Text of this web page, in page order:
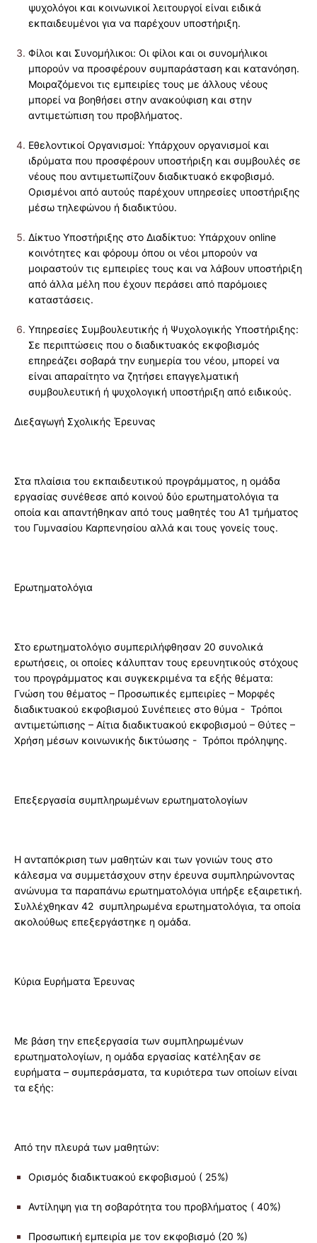
ψυχολόγοι και κοινωνικοί λειτουργοί είναι ειδικά
εκπαιδευμένοι για να παρέχουν υποστήριξη.
Φίλοι και Συνομήλικοι: Οι φίλοι και οι συνομήλικοι
μπορούν να προσφέρουν συμπαράσταση και κατανόηση.
Μοιραζόμενοι τις εμπειρίες τους με άλλους νέους
μπορεί να βοηθήσει στην ανακούφιση και στην
αντιμετώπιση του προβλήματος.
Εθελοντικοί Οργανισμοί: Υπάρχουν οργανισμοί και
ιδρύματα που προσφέρουν υποστήριξη και συμβουλές σε
νέους που αντιμετωπίζουν διαδικτυακό εκφοβισμό.
Ορισμένοι από αυτούς παρέχουν υπηρεσίες υποστήριξης
μέσω τηλεφώνου ή διαδικτύου.
Δίκτυο Υποστήριξης στο Διαδίκτυο: Υπάρχουν online
κοινότητες και φόρουμ όπου οι νέοι μπορούν να
μοιραστούν τις εμπειρίες τους και να λάβουν υποστήριξη
από άλλα μέλη που έχουν περάσει από παρόμοιες
καταστάσεις.
Υπηρεσίες Συμβουλευτικής ή Ψυχολογικής Υποστήριξης:
Σε περιπτώσεις που ο διαδικτυακός εκφοβισμός
επηρεάζει σοβαρά την ευημερία του νέου, μπορεί να
είναι απαραίτητο να ζητήσει επαγγελματική
συμβουλευτική ή ψυχολογική υποστήριξη από ειδικούς.
Διεξαγωγή Σχολικής Έρευνας
Στα πλαίσια του εκπαιδευτικού προγράμματος, η ομάδα
εργασίας συνέθεσε από κοινού δύο ερωτηματολόγια τα
οποία και απαντήθηκαν από τους μαθητές του Α1 τμήματος
του Γυμνασίου Καρπενησίου αλλά και τους γονείς τους.
Ερωτηματολόγια
Στο ερωτηματολόγιο συμπεριλήφθησαν 20 συνολικά
ερωτήσεις, οι οποίες κάλυπταν τους ερευνητικούς στόχους
του προγράμματος και συγκεκριμένα τα εξής θέματα:
Γνώση του θέματος – Προσωπικές εμπειρίες – Μορφές
διαδικτυακού εκφοβισμού Συνέπειες στο θύμα - Τρόποι
αντιμετώπισης – Αίτια διαδικτυακού εκφοβισμού – Θύτες –
Χρήση μέσων κοινωνικής δικτύωσης - Τρόποι πρόληψης.
Επεξεργασία συμπληρωμένων ερωτηματολογίων
Η ανταπόκριση των μαθητών και των γονιών τους στο
κάλεσμα να συμμετάσχουν στην έρευνα συμπληρώνοντας
ανώνυμα τα παραπάνω ερωτηματολόγια υπήρξε εξαιρετική.
Συλλέχθηκαν 42 συμπληρωμένα ερωτηματολόγια, τα οποία
ακολούθως επεξεργάστηκε η ομάδα.
Κύρια Ευρήματα Έρευνας
Με βάση την επεξεργασία των συμπληρωμένων
ερωτηματολογίων, η ομάδα εργασίας κατέληξαν σε
ευρήματα – συμπεράσματα, τα κυριότερα των οποίων είναι
τα εξής:
Από την πλευρά των μαθητών:
Ορισμός διαδικτυακού εκφοβισμού ( 25%)
Αντίληψη για τη σοβαρότητα του προβλήματος ( 40%)
Προσωπική εμπειρία με τον εκφοβισμό (20 %)